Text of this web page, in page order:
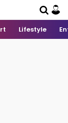
Lifestyle